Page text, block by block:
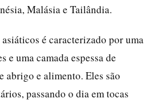
Malásia e Tailândia.
é caracterizado por uma
e uma camada espessa de
abrigo e alimento. Eles são
passando o dia em tocas